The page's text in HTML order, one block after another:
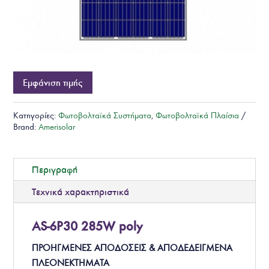
Εμφάνιση τιμής
Κατηγορίες:Φωτοβολταϊκά Συστήματα,Φωτοβολταϊκά Πλαίσια
Brand:Amerisolar
Περιγραφή
Τεχνικά χαρακτηριστικά
AS-6P30 285W poly
ΠΡΟΗΓΜΕΝΕΣ ΑΠΟΔΟΣΕΙΣ & ΑΠΟΔΕΔΕΙΓΜΕΝΑ
ΠΛΕΟΝΕΚΤΗΜΑΤΑ